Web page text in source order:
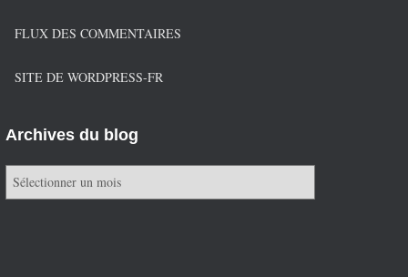
FLUX DES COMMENTAIRES
SITE DE WORDPRESS-FR
Archives du blog
r